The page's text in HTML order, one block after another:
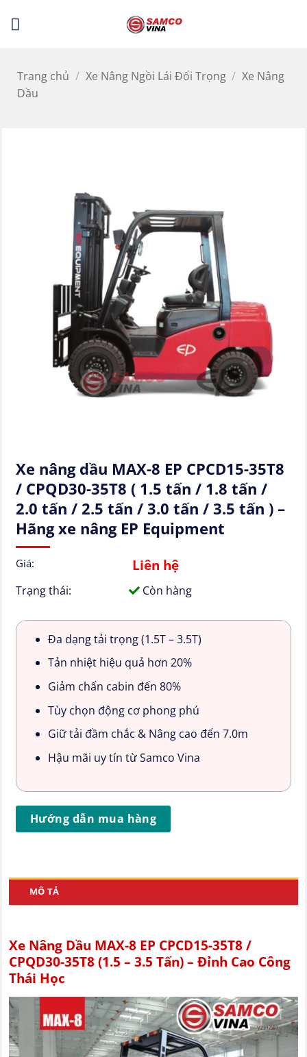
qua
Trang chủ / Xe Nâng Ngồi Lái Đối Trọng / Xe Nâng
Dầu
Xe nâng dầu MAX-8 EP CPCD15-35T8
/ CPQD30-35T8 ( 1.5 tấn / 1.8 tấn /
2.0 tấn / 2.5 tấn / 3.0 tấn / 3.5 tấn ) –
Hãng xe nâng EP Equipment
Giá: Liên hệ
Trạng thái: Còn hàng
Đa dạng tải trọng (1.5T – 3.5T)
Tản nhiệt hiệu quả hơn 20%
Giảm chấn cabin đến 80%
Tùy chọn động cơ phong phú
Giữ tải đầm chắc & Nâng cao đến 7.0m
Hậu mãi uy tín từ Samco Vina
Hướng dẫn mua hàng
MÔ TẢ
Xe Nâng Dầu MAX-8 EP CPCD15-35T8 /
CPQD30-35T8 (1.5 – 3.5 Tấn) – Đỉnh Cao Công
Thái Học